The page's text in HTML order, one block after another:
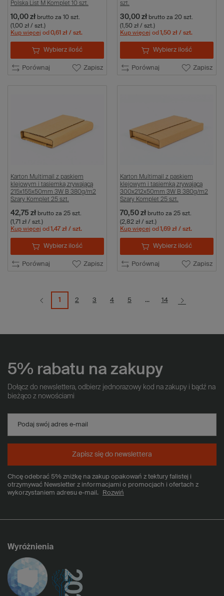
Polska List M Komplet 10 szt.
10,00 zł brutto za 10 szt.
(1,00 zł / szt.)
Kup więcej od 0,61 zł / szt.
Porównaj Zapisz
Wybierz ilość
szt.
30,00 zł brutto za 20 szt.
(1,50 zł / szt.)
Kup więcej od 1,50 zł / szt.
Porównaj Zapisz
Wybierz ilość
Karton Multimail z paskiem
klejowym i tasiemką zrywającą
215x155x50mm 3W B 380g/m2
Szary Komplet 25 szt.
42,75 zł brutto za 25 szt.
(1,71 zł / szt.)
Kup więcej od 1,47 zł / szt.
Porównaj Zapisz
Wybierz ilość
Karton Multimail z paskiem
klejowym i tasiemką zrywającą
300x212x50mm 3W B 380g/m2
Szary Komplet 25 szt.
70,50 zł brutto za 25 szt.
(2,82 zł / szt.)
Kup więcej od 1,69 zł / szt.
Porównaj Zapisz
Wybierz ilość
1 2 3 4 5 ... 14
5% rabatu na zakupy
Dołącz do newslettera, odbierz jednorazowy kod na zakupy i bądź na
bieżąco z nowościami
Podaj swój adres e-mail
Chcę odebrać 5% zniżkę na zakup opakowań z tektury falistej i
otrzymywać Newsletter z informacjami o promocjach i ofertach z
wykorzystaniem adresu e-mail.
Rozwiń
Zapisz się do newslettera
Wyróżnienia